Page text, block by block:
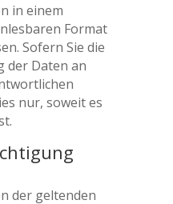
in einem
Format
Sofern Sie die
der Daten an
nur, soweit es
der geltenden